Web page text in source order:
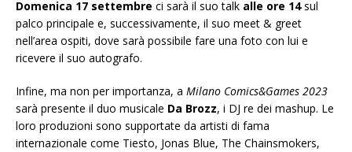
Domenica 17 settembre ci sarà il suo talk alle ore 14sul
palco principale e, successivamente, il suo meet & greet
nell’area ospiti, dove sarà possibile fare una foto con lui e
ricevere il suo autografo.
Infine, ma non per importanza, a Milano Comics&Games 2023
sarà presente il duo musicale Da Brozz, i DJ re dei mashup. Le
loro produzioni sono supportate da artisti di fama
internazionale come Tiesto, Jonas Blue, The Chainsmokers,